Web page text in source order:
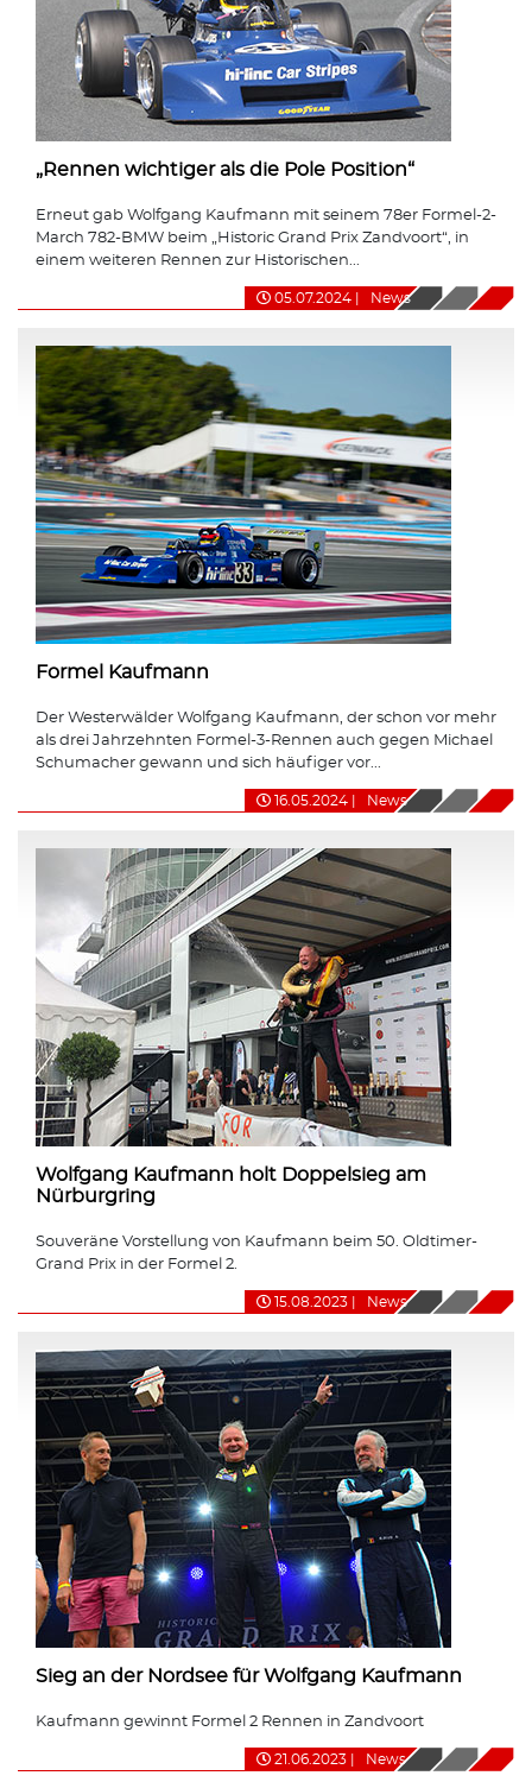
„Rennen wichtiger als die Pole Position“
Erneut gab Wolfgang Kaufmann mit seinem 78er Formel-2-
March 782-BMW beim „Historic Grand Prix Zandvoort“, in
einem weiteren Rennen zur Historischen...
05.07.2024 News
Formel Kaufmann
Der Westerwälder Wolfgang Kaufmann, der schon vor mehr
als drei Jahrzehnten Formel-3-Rennen auch gegen Michael
Schumacher gewann und sich häufiger vor...
16.05.2024 News
Wolfgang Kaufmann holt Doppelsieg am
Nürburgring
Souveräne Vorstellung von Kaufmann beim 50. Oldtimer-
Grand Prix in der Formel 2.
15.08.2023 News
Sieg an der Nordsee für Wolfgang Kaufmann
Kaufmann gewinnt Formel 2 Rennen in Zandvoort
21.06.2023 News